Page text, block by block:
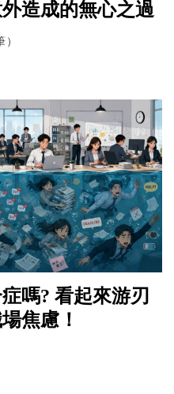
造成的無心之過
嗎? 看起來游刃
焦慮！